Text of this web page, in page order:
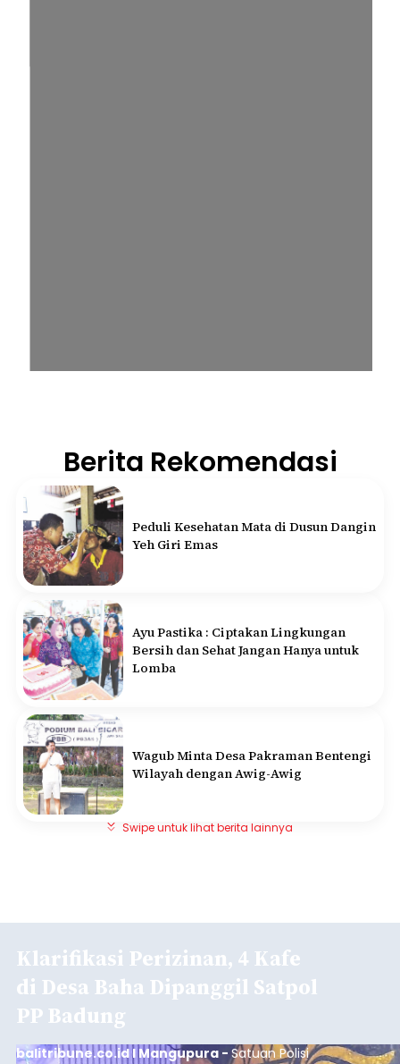
Berita Rekomendasi
Peduli Kesehatan Mata di Dusun Dangin
Yeh Giri Emas
Ayu Pastika : Ciptakan Lingkungan
Bersih dan Sehat Jangan Hanya untuk
Lomba
Wagub Minta Desa Pakraman Bentengi
Wilayah dengan Awig-Awig
Swipe untuk lihat berita lainnya
Klarifikasi Perizinan, 4 Kafe
di Desa Baha Dipanggil Satpol
PP Badung
balitribune.co.id I Mangupura - Satuan Polisi